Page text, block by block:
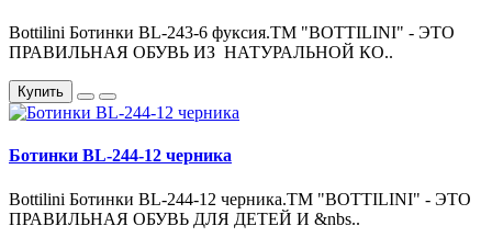
Bottilini Ботинки BL-243-6 фуксия.ТМ "BOTTILINI" - ЭТО
ПРАВИЛЬНАЯ ОБУВЬ ИЗ НАТУРАЛЬНОЙ КО..
Купить
Ботинки BL-244-12 черника
Bottilini Ботинки BL-244-12 черника.ТМ "BOTTILINI" - ЭТО
ПРАВИЛЬНАЯ ОБУВЬ ДЛЯ ДЕТЕЙ И &nbs..